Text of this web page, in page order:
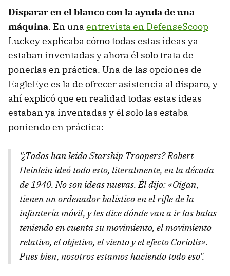
Disparar en el blanco con la ayuda de una
máquina. En una entrevista en DefenseScoop
Luckey explicaba cómo todas estas ideas ya
estaban inventadas y ahora él solo trata de
ponerlas en práctica. Una de las opciones de
EagleEye es la de ofrecer asistencia al disparo, y
ahí explicó que en realidad todas estas ideas
estaban ya inventadas y él solo las estaba
poniendo en práctica:
"¿Todos han leído Starship Troopers? Robert
Heinlein ideó todo esto, literalmente, en la década
de 1940. No son ideas nuevas. Él dijo: «Oigan,
tienen un ordenador balístico en el rifle de la
infantería móvil, y les dice dónde van a ir las balas
teniendo en cuenta su movimiento, el movimiento
relativo, el objetivo, el viento y el efecto Coriolis».
Pues bien, nosotros estamos haciendo todo eso".